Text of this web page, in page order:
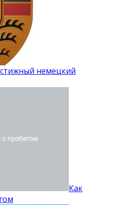
немецкий
Как